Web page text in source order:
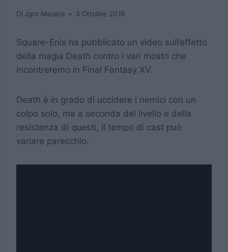
Di Jgor Masera 3 Ottobre 2016
Square-Enix ha pubblicato un video sull’effetto
della magia Death contro i vari mostri che
incontreremo in Final Fantasy XV.
Death è in grado di uccidere i nemici con un
colpo solo, ma a seconda del livello e della
resistenza di questi, il tempo di cast può
variare parecchio.